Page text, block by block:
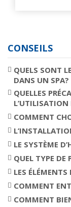
CONSEILS
QUELS SONT
DANS UN SPA?
QUELLES
L’UTILISATION
COMMENT
LE SYSTÈME
QUEL TYPE DE
LES
COMMENT
COMMENT